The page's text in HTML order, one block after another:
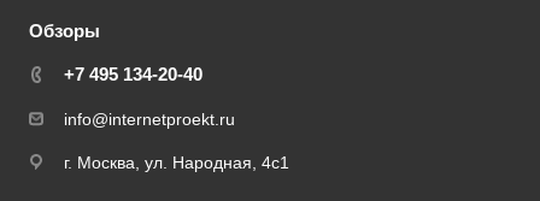
Обзоры
+7 495 134-20-40
info@internetproekt.ru
г. Москва, ул. Народная, 4с1